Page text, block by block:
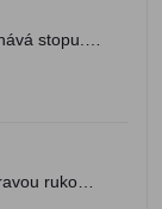
stopu.
rukou